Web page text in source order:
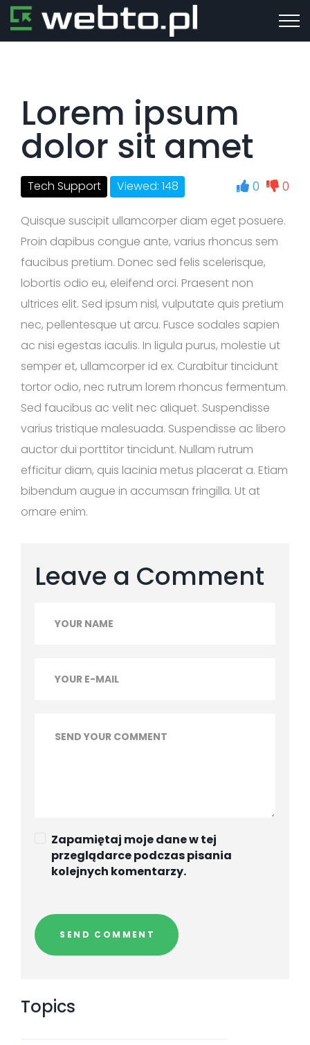
Lorem ipsum
dolor sit amet
Tech Support Viewed: 148 0 0
Quisque suscipit ullamcorper diam eget posuere.
Proin dapibus congue ante, varius rhoncus sem
faucibus pretium. Donec sed felis scelerisque,
lobortis odio eu, eleifend orci. Praesent non
ultrices elit. Sed ipsum nisl, vulputate quis pretium
nec, pellentesque ut arcu. Fusce sodales sapien
ac nisi egestas iaculis. In ligula purus, molestie ut
semper et, ullamcorper id ex. Curabitur tincidunt
tortor odio, nec rutrum lorem rhoncus fermentum.
Sed faucibus ac velit nec aliquet. Suspendisse
varius tristique malesuada. Suspendisse ac libero
auctor dui porttitor tincidunt. Nullam rutrum
efficitur diam, quis lacinia metus placerat a. Etiam
bibendum augue in accumsan fringilla. Ut at
ornare enim.
Leave a Comment
Zapamiętaj moje dane w tej
przeglądarce podczas pisania
kolejnych komentarzy.
Topics